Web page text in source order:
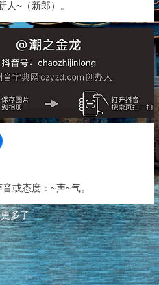
人~（新郎）。
或态度：~声~气。
多了